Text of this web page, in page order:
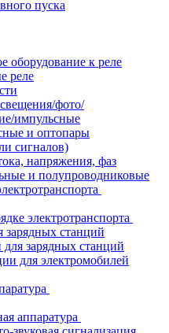
пуска
оборудование к реле
реле
фото/
импульсные
и оптопары
сигналов)
напряжения, фаз
и полупроводниковые
электротранспорта
зарядных станций
для зарядных станций
для электромобилей
аппаратура